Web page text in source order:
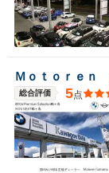
総合評価 5点